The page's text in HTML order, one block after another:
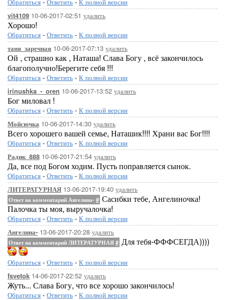
vit4109 10-06-2017-02:51 удалить
Хорошо!
Обратиться - Ответить - К полной версии
таня_заречная 10-06-2017-07:13 удалить
Ой , страшно как , Наташа! Слава Богу , всё закончилось
благополучно!Берегите себя !!!
Обратиться - Ответить - К полной версии
irinushka_-_oren 10-06-2017-13:52 удалить
Бог миловал !
Обратиться - Ответить - К полной версии
Мойсючка 10-06-2017-14:30 удалить
Всего хорошего вашей семье, Наташик!!!! Храни вас Бог!!!!
Обратиться - Ответить - К полной версии
Радик_888 10-06-2017-21:54 удалить
Да, все под Богом ходим. Пусть поправляется сынок.
Обратиться - Ответить - К полной версии
ЛИТЕРАТУРНАЯ 13-06-2017-19:40 удалить
Ответ на комментарий Ангелина- # Сасибки тебе, Ангелиночка!
Палочка ты моя, выручалочка!
Обратиться - Ответить - К полной версии
Ангелина- 13-06-2017-20:28 удалить
Ответ на комментарий ЛИТЕРАТУРНАЯ # Для тебя-ФФФСЕГДА))))
Обратиться - Ответить - К полной версии
fsvetok 14-06-2017-22:52 удалить
Жуть... Слава Богу, что все хорошо закончилось!
Обратиться - Ответить - К полной версии